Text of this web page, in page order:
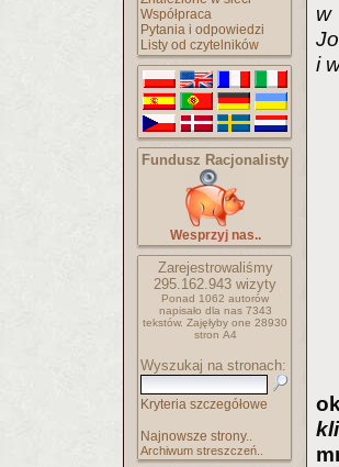
Współpraca
Pytania i odpowiedzi
Listy od czytelników
Fundusz Racjonalisty
Wesprzyj nas..
Zarejestrowaliśmy
295.162.943 wizyty
Ponad 1062 autorów
napisało dla nas 7343
tekstów. Zajęłyby one 28930
stron A4
Wyszukaj na stronach:
Kryteria szczegółowe
Najnowsze strony..
Archiwum streszczeń..
w
i